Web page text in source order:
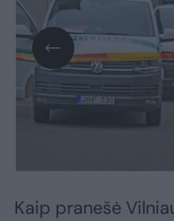
Kaip pranešė